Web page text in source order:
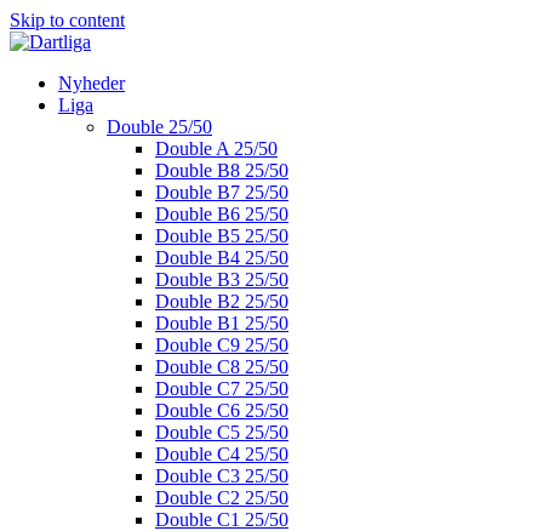
Skip to content
Nyheder
Liga
Double 25/50
Double A 25/50
Double B8 25/50
Double B7 25/50
Double B6 25/50
Double B5 25/50
Double B4 25/50
Double B3 25/50
Double B2 25/50
Double B1 25/50
Double C9 25/50
Double C8 25/50
Double C7 25/50
Double C6 25/50
Double C5 25/50
Double C4 25/50
Double C3 25/50
Double C2 25/50
Double C1 25/50